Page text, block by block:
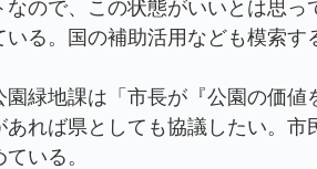
なので、この状態がいいとは思
いる。国の補助活用なども模索す
緑地課は「市長が『公園の価値
あれば県としても協議したい。
ている。